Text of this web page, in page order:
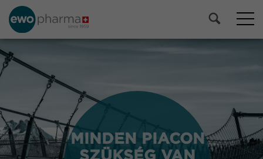
MINDEN PIACON
SZÜKSÉG VAN
MINDEN PIACON
SZÜKSÉG VAN